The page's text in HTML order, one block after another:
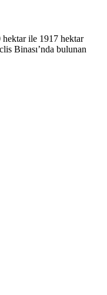
ile 1917 hektar
Binası’nda bulunan